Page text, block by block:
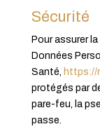
Sécurité
Pour assurer
Données
Santé, https://
protégés par
pare-feu, la
passe.